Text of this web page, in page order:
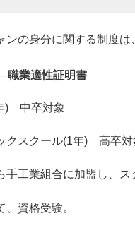
ンの身分に関する制度
職業適性証明書
) 中卒対象
クスクール(1年) 高卒対
手工業組合に加盟し、
、資格受験。